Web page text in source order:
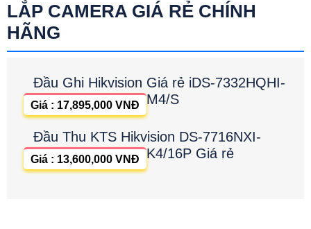
LẮP CAMERA GIÁ RẺ CHÍNH
HÃNG
Đầu Ghi Hikvision Giá rẻ iDS-7332HQHI-
M4/S
Giá : 17,895,000 VNĐ
Đầu Thu KTS Hikvision DS-7716NXI-
K4/16P Giá rẻ
Giá : 13,600,000 VNĐ